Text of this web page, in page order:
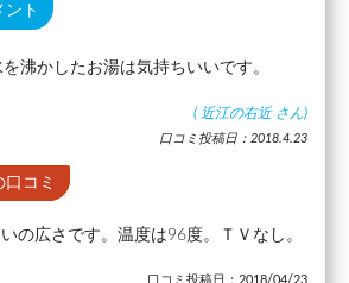
ント
沸かしたお湯は気持ちいいです。
( 近江の右近 さん)
口コミ投稿日：2018.4.23
コミ
の広さです。温度は96度。ＴＶなし。
口コミ投稿日：2018/04/23